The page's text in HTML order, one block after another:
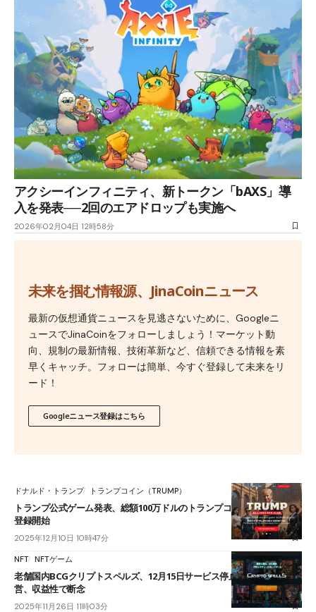
アクシーインフィニティ、新トークン「bAXS」導
入を発表──2回のエアドロップも実施へ
2026年02月04日 12時58分
未来を掴む情報源、JinaCoinニュース
最新の仮想通貨ニュースを見逃さないために、Googleニ
ュースでJinaCoinをフォローしましょう！マーケット動
向、規制の最新情報、技術革新など、信頼できる情報を素
早くキャッチ。フォローは簡単、今すぐ登録して未来をリ
ード！
Googleニュース登録はこちら
ドナルド・トランプ トランプコイン（TRUMP）
トランプ公式ゲーム発表、総額100万ドルのトランプコイン報酬──事前
登録開始
2025年12月10日 10時47分
NFT NFTゲーム
老舗国内BCGクリプトスペルズ、12月15日サービス停止──6年半の運
営、収益性で断念
2025年11月26日 11時03分